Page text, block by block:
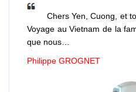
Chers Yen, Cuong, et
Voyage au Vietnam de la
que nous…
Philippe GROGNET